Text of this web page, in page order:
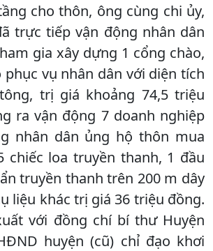
cho thôn, ông cùng chi ủy,
trực tiếp vận động nhân dân
gia xây dựng 1 cổng chào,
phục vụ nhân dân với diện tích
trị giá khoảng 74,5 triệu
ra vận động 7 doanh nghiệp
nhân dân ủng hộ thôn mua
chiếc loa truyền thanh, 1 đầu
truyền thanh trên 200 m dây
liệu khác trị giá 36 triệu đồng.
với đồng chí bí thư Huyện
huyện (cũ) chỉ đạo khơi